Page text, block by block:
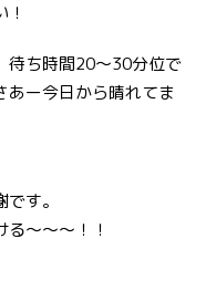
待ち時間20〜30分位で
あー今日から晴れてま
す。
〜〜〜！！